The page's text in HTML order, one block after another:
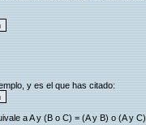
y es el que has citado:
a A y (B o C) = (A y B) o (A y